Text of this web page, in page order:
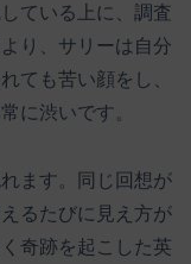
ている上に、調査
り、サリーは自分
ても苦い顔をし、
に渋いです。
ます。同じ回想が
るたびに見え方が
奇跡を起こした英